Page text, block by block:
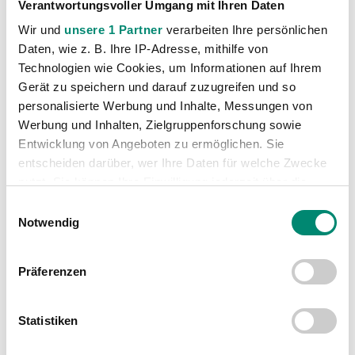
Verantwortungsvoller Umgang mit Ihren Daten
Wir und unsere 1 Partner verarbeiten Ihre persönlichen
Daten, wie z. B. Ihre IP-Adresse, mithilfe von
Technologien wie Cookies, um Informationen auf Ihrem
Gerät zu speichern und darauf zuzugreifen und so
personalisierte Werbung und Inhalte, Messungen von
Werbung und Inhalten, Zielgruppenforschung sowie
Entwicklung von Angeboten zu ermöglichen. Sie
entscheiden darüber, wer Ihre Daten für welche Zwecke
Trigger Symbol ändern oder widerrufen
Erfahren Sie mehr darüber, wie Ihre persönlichen Daten
verarbeitet werden, und legen Sie Ihre Präferenzen im
Wir verwenden Cookies, um Inhalte und Anzeigen zu
Notwendig
Präferenzen
Statistiken
Anel Hadzic im OÖNachrichten Interview SPIELVORSCHAU: SV Josko Ried – SC Magna Wr. Neustadt: -:- (-:-)
WEITERE NEWS